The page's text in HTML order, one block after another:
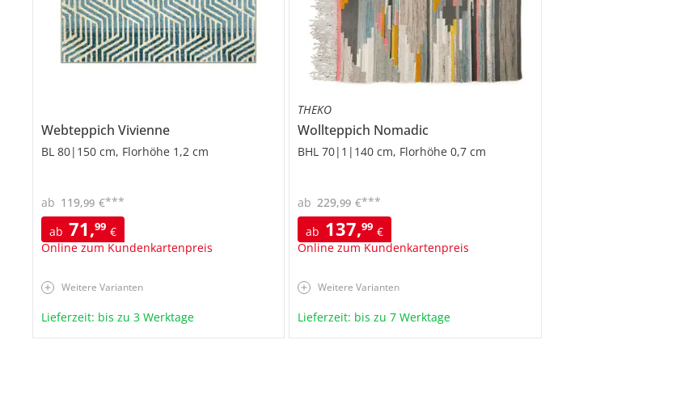
WebteppichVivienne
BL 80|150 cm, Florhöhe 1,2 cm
ab 71,99 €
Online zum Kundenkartenpreis
ab 119,99 €***
Weitere Varianten
Lieferzeit: bis zu 3 Werktage
THEKO
Wollteppich Nomadic
BHL 70|1|140 cm, Florhöhe 0,7 cm
ab 137,99 €
Online zum Kundenkartenpreis
ab 229,99 €***
Weitere Varianten
Lieferzeit: bis zu 7 Werktage